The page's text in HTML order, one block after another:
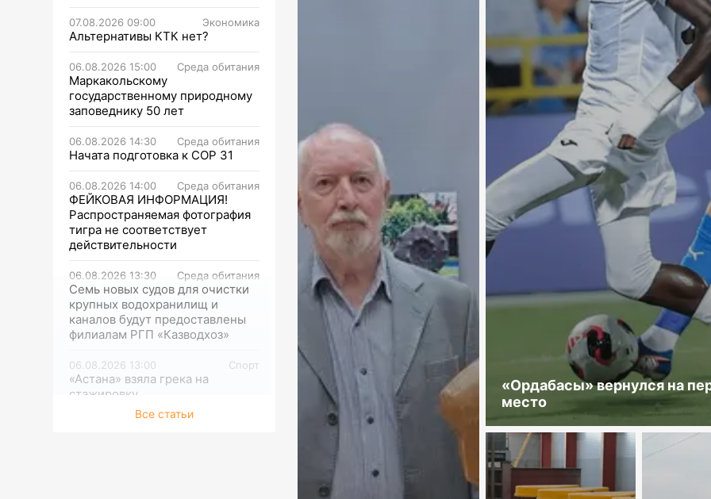
07.08.2026 09:00 Экономика
Альтернативы КТК нет?
06.08.2026 15:00 Среда обитания
Маркакольскому
государственному природному
заповеднику 50 лет
06.08.2026 14:30 Среда обитания
Начата подготовка к СОР 31
06.08.2026 14:00 Среда обитания
ФЕЙКОВАЯ ИНФОРМАЦИЯ!
Распространяемая фотография
тигра не соответствует
действительности
06.08.2026 13:30 Среда обитания
Семь новых судов для очистки
крупных водохранилищ и
каналов будут предоставлены
филиалам РГП «Казводхоз»
06.08.2026 13:00 Спорт
«Астана» взяла грека на
стажировку
Все статьи
«Ордабасы» вернулся на
место